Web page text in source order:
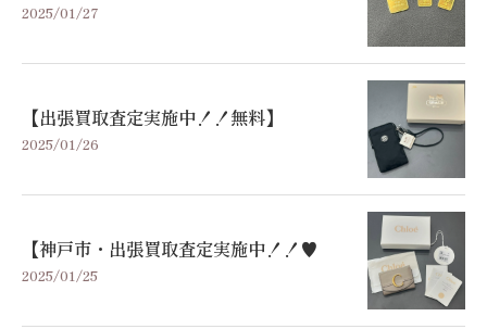
2025/01/27
【出張買取査定実施中！！無料】
2025/01/26
【神戸市・出張買取査定実施中！！♥
2025/01/25